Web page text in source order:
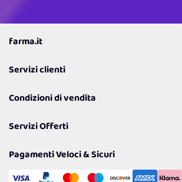
farma.it
Coupon
Lavora con noi
Politiche per la parità di genere
Servizi clienti
Richiamami
Resi
Condizioni di vendita
Spedizioni
Cookie Policy
Servizi Offerti
Pagamenti Veloci & Sicuri